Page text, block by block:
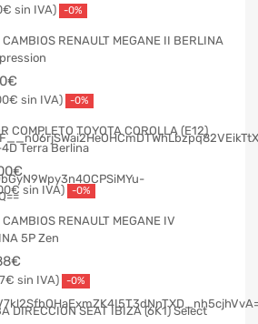
€ -0%
RENAULT MEGANE II BERLINA
€
€ -0%
COMPLETO TOYOTA COROLLA (E12)
Terra Berlina
€
€ -0%
RENAULT MEGANE IV
5P Zen
€
€ -0%
DIRECCION SEAT IBIZA (6K1) Select